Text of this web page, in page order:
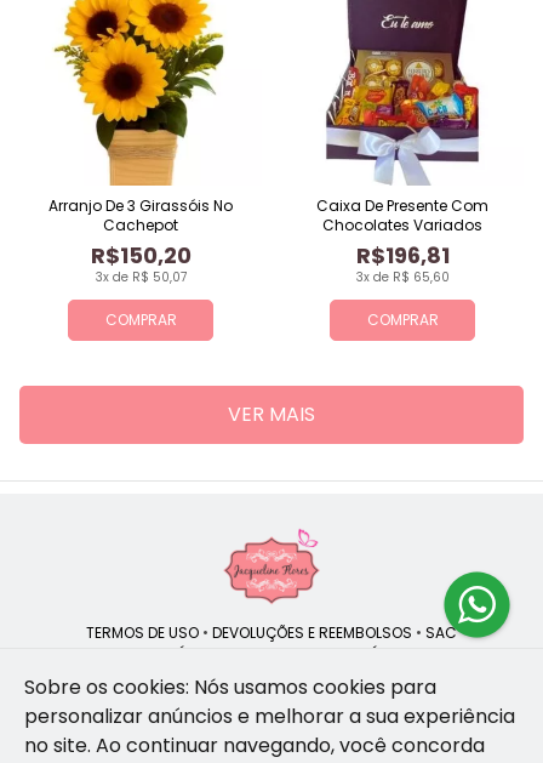
COMPRAR
3x de R$ 50,07
R$150,20
Arranjo De 3 Girassóis No
Cachepot
COMPRAR
3x de R$ 65,60
R$196,81
Caixa De Presente Com
Chocolates Variados
VER MAIS
TERMOS DE USO • DEVOLUÇÕES E REEMBOLSOS • SAC
POLÍTICA DE PRIVACIDADE POLÍTICA DE COOKIES
Jacqueline Flores | CNPJ: 47.335.418/0001-13
Sobre os cookies: Nós usamos cookies para
personalizar anúncios e melhorar a sua experiência
no site. Ao continuar navegando, você concorda